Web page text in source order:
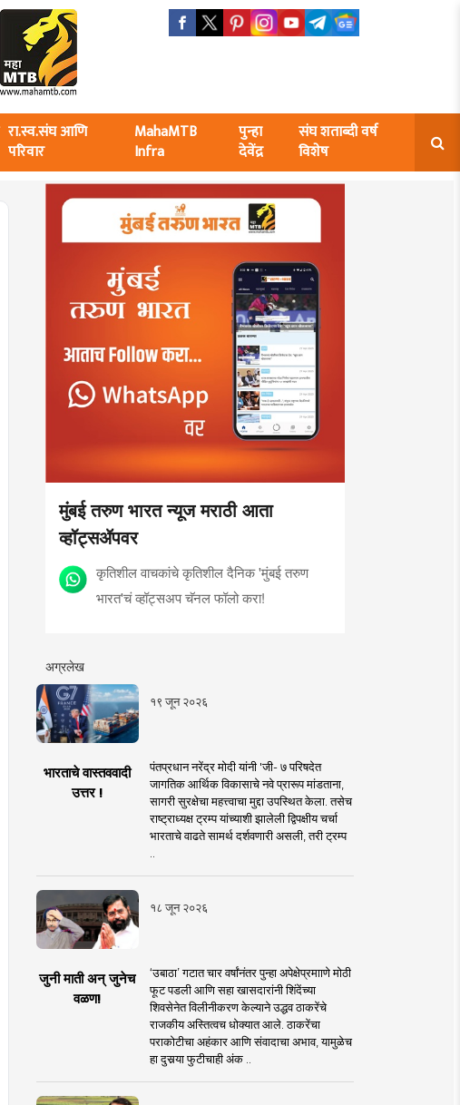
रा.स्व.संघ आणि
परिवार
MahaMTB
Infra
पुन्हा
देवेंद्र
संघ शताब्दी वर्ष
विशेष
मुंबई तरुण भारत न्यूज मराठी आता
व्हॉट्सॲपवर
कृतिशील वाचकांचे कृतिशील दैनिक 'मुंबई तरुण
भारत'चं व्हॉट्सअप चॅनल फॉलो करा!
अग्रलेख
१९ जून २०२६
भारताचे वास्तववादी
उत्तर !
पंतप्रधान नरेंद्र मोदी यांनी 'जी- ७ परिषदेत
जागतिक आर्थिक विकासाचे नवे प्रारूप मांडताना,
सागरी सुरक्षेचा महत्त्वाचा मुद्दा उपस्थित केला. तसेच
राष्ट्राध्यक्ष ट्रम्प यांच्याशी झालेली द्विपक्षीय चर्चा
भारताचे वाढते सामर्थ दर्शवणारी असली, तरी ट्रम्प
१८ जून २०२६
जुनी माती अन् जुनेच
वळण!
‘उबाठा’ गटात चार वर्षांनंतर पुन्हा अपेक्षेप्रमााणे मोठी
फूट पडली आणि सहा खासदारांनी शिंदेंच्या
शिवसेनेत विलीनीकरण केल्याने उद्धव ठाकरेंचे
राजकीय अस्तित्वच धोक्यात आले. ठाकरेंचा
पराकोटीचा अहंकार आणि संवादाचा अभाव, यामुळेच
हा दुसर्‍या फुटीचाही अंक ..